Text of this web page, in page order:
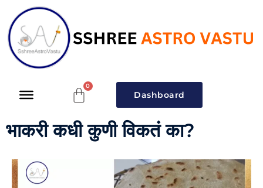
Dashboard
भाकरी कधी कुणी विकतं का?